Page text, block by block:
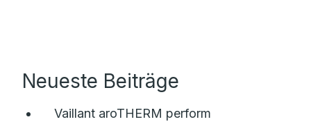
Neueste Beiträge
Vaillant aroTHERM perform